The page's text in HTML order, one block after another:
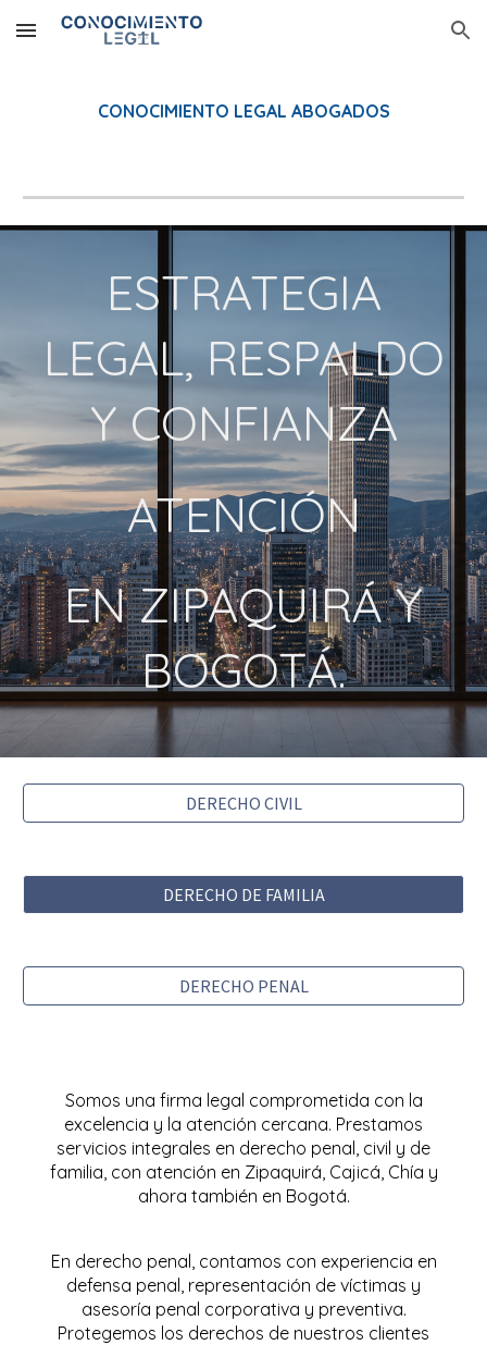
Skip to main content Skip to navigation
CONOCIMIENTO LEGAL ABOGADOS
ESTRATEGIA
LEGAL, RESPALDO
Y CONFIANZA
ATENCIÓN
EN ZIPAQUIRÁ Y
BOGOTÁ.
DERECHO CIVIL
DERECHO DE FAMILIA
DERECHO PENAL
Somos una firma legal comprometida con la
excelencia y la atención cercana. Prestamos
servicios integrales en derecho penal, civil y de
familia, con atención en Zipaquirá, Cajicá, Chía y
ahora también en Bogotá.
En derecho penal, contamos con experiencia en
defensa penal, representación de víctimas y
asesoría penal corporativa y preventiva.
Protegemos los derechos de nuestros clientes